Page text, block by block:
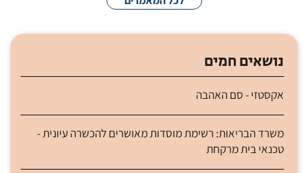
נושאים חמים
אקסטזי - סם האהבה
משרד הבריאות: רשימת מוסדות מאושרים להכשרה עיונית -
טכנאי בית מרקחת